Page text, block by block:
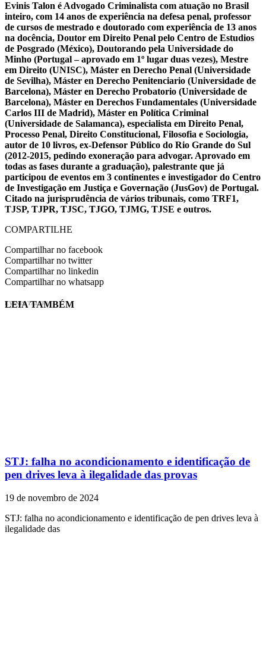
Evinis Talon é Advogado Criminalista com atuação no Brasil
inteiro, com 14 anos de experiência na defesa penal, professor
de cursos de mestrado e doutorado com experiência de 13 anos
na docência, Doutor em Direito Penal pelo Centro de Estudios
de Posgrado (México), Doutorando pela Universidade do
Minho (Portugal – aprovado em 1º lugar duas vezes), Mestre
em Direito (UNISC), Máster en Derecho Penal (Universidade
de Sevilha), Máster en Derecho Penitenciario (Universidade de
Barcelona), Máster en Derecho Probatorio (Universidade de
Barcelona), Máster en Derechos Fundamentales (Universidade
Carlos III de Madrid), Máster en Política Criminal
(Universidade de Salamanca), especialista em Direito Penal,
Processo Penal, Direito Constitucional, Filosofia e Sociologia,
autor de 10 livros, ex-Defensor Público do Rio Grande do Sul
(2012-2015, pedindo exoneração para advogar. Aprovado em
todas as fases durante a graduação), palestrante que já
participou de eventos em 3 continentes e investigador do Centro
de Investigação em Justiça e Governação (JusGov) de Portugal.
Citado na jurisprudência de vários tribunais, como TRF1,
TJSP, TJPR, TJSC, TJGO, TJMG, TJSE e outros.
COMPARTILHE
Compartilhar no facebook
Compartilhar no twitter
Compartilhar no linkedin
Compartilhar no whatsapp
EVINIS TALON
LEIA TAMBÉM
STJ: falha no acondicionamento e identificação de
pen drives leva à ilegalidade das provas
19 de novembro de 2024
STJ: falha no acondicionamento e identificação de pen drives leva à
ilegalidade das